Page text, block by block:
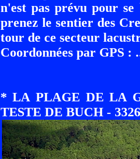
n'est pas prévu pour
prenez le sentier des
tour de ce secteur
Coordonnées par GPS :
* LA PLAGE DE LA
TESTE DE BUCH -